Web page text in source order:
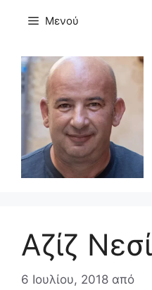
Μενού
Αζίζ
6 Ιουλίου, 2018 από